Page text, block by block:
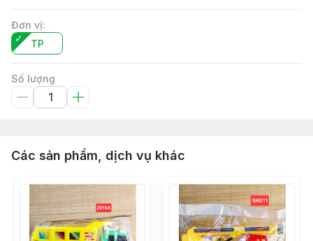
Đơn vị:
TP
Số lượng
Các sản phẩm, dịch vụ khác